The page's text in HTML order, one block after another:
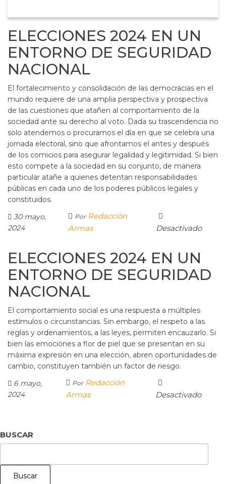
ELECCIONES 2024 EN UN
ENTORNO DE SEGURIDAD
NACIONAL
El fortalecimiento y consolidación de las democracias en el
mundo requiere de una amplia perspectiva y prospectiva
de las cuestiones que atañen al comportamiento de la
sociedad ante su derecho al voto. Dada su trascendencia no
solo atendemos o procuramos el día en que se celebra una
jornada electoral, sino que afrontamos el antes y después
de los comicios para asegurar legalidad y legitimidad. Si bien
esto compete a la sociedad en su conjunto, de manera
particular atañe a quienes detentan responsabilidades
públicas en cada uno de los poderes públicos legales y
constituidos.
30 mayo,
2024
Por Redacción
Armas
Desactivado
ELECCIONES 2024 EN UN
ENTORNO DE SEGURIDAD
NACIONAL
El comportamiento social es una respuesta a múltiples
estímulos o circunstancias. Sin embargo, el respeto a las
reglas y ordenamientos, a las leyes, permiten encauzarlo. Si
bien las emociones a flor de piel que se presentan en su
máxima expresión en una elección, abren oportunidades de
cambio, constituyen también un factor de riesgo.
6 mayo,
2024
Por Redacción
Armas
Desactivado
BUSCAR
Buscar